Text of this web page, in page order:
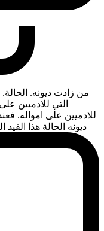
من زادت ديونه. الحالة.
التي للادميين
للادميين على امواله.
ديونه الحالة هذا القيد